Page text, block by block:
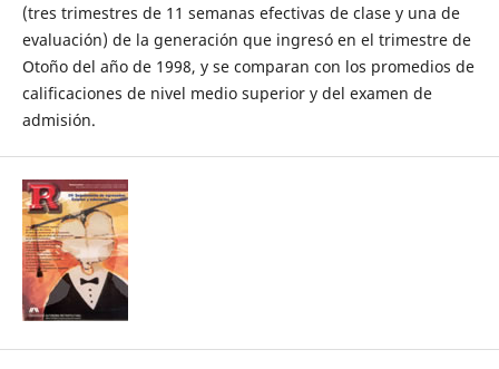
(tres trimestres de 11 semanas efectivas de clase y una de
evaluación) de la generación que ingresó en el trimestre de
Otoño del año de 1998, y se comparan con los promedios de
calificaciones de nivel medio superior y del examen de
admisión.